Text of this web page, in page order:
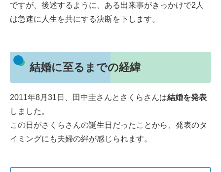
ですが、後述するように、ある出来事がきっかけで2人
は急速に人生を共にする決断を下します。
結婚に至るまでの経緯
2011年8月31日、田中圭さんとさくらさんは結婚を発表
しました。
この日がさくらさんの誕生日だったことから、発表のタ
イミングにも夫婦の絆が感じられます。